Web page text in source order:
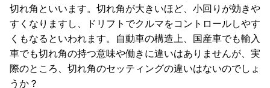
切れ角といいます。切れ角が大きいほど、小回りが効きや
すくなりますし、ドリフトでクルマをコントロールしやす
くもなるといわれます。自動車の構造上、国産車でも輸入
車でも切れ角の持つ意味や働きに違いはありませんが、実
際のところ、切れ角のセッティングの違いはないのでしょ
うか？